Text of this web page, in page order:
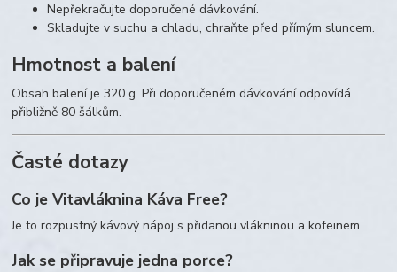
Nepřekračujte doporučené dávkování.
Skladujte v suchu a chladu, chraňte před přímým sluncem.
Hmotnost a balení
Obsah balení je 320 g. Při doporučeném dávkování odpovídá
přibližně 80 šálkům.
Časté dotazy
Co je Vitavláknina Káva Free?
Je to rozpustný kávový nápoj s přidanou vlákninou a kofeinem.
Jak se připravuje jedna porce?